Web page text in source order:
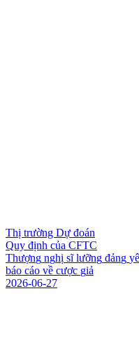
Thị trường Dự đoán
Quy định của CFTC
Thượng nghị sĩ lưỡng đảng yê
báo cáo về cược giả
2026-06-27